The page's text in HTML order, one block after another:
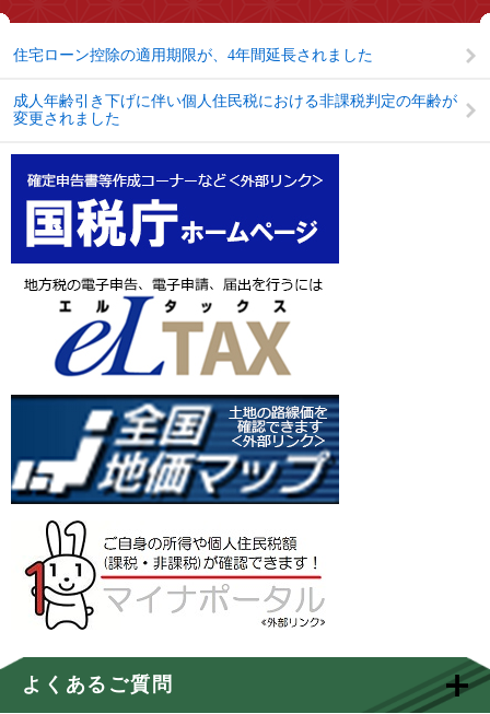
よくあるご質問
住宅ローン控除の適用期限が、4年間延長されました
成人年齢引き下げに伴い個人住民税における非課税判定の年齢が
変更されました